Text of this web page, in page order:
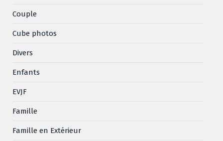
Couple
Cube photos
Divers
Enfants
EVJF
Famille
Famille en Extérieur